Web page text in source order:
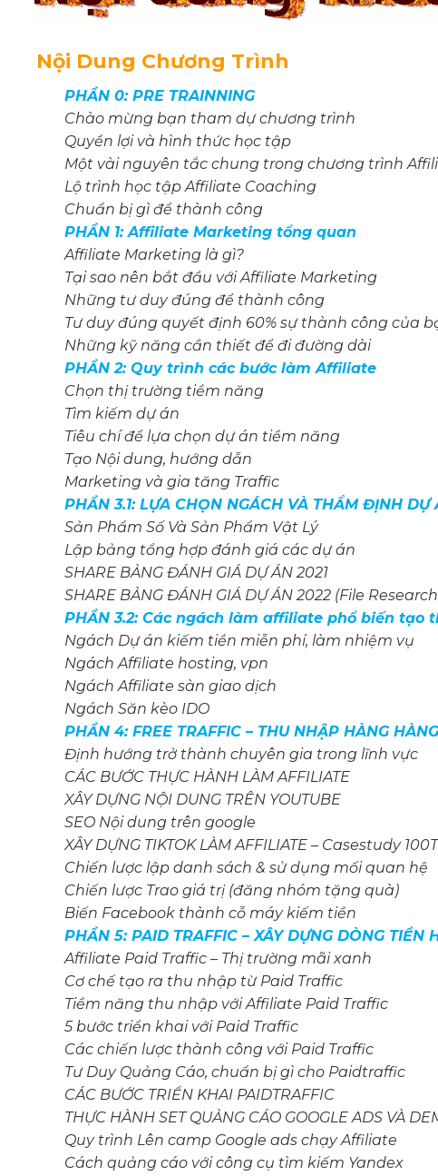
Nội Dung Chương Trình
PHẦN 0: PRE TRAINNING
Chào mừng bạn tham dự chương trình
Quyền lợi và hình thức học tập
Một vài nguyên tắc chung trong chương trình
Lộ trình học tập Affiliate Coaching
Chuẩn bị gì để thành công
PHẦN 1: Affiliate Marketing tổng quan
Affiliate Marketing là gì?
Tại sao nên bắt đầu với Affiliate Marketing
Những tư duy đúng để thành công
Tư duy đúng quyết định 60% sự thành công của
Những kỹ năng cần thiết để đi đường dài
PHẦN 2: Quy trình các bước làm Affiliate
Chọn thị trường tiềm năng
Tìm kiếm dự án
Tiêu chí để lựa chọn dự án tiềm năng
Tạo Nội dung, hướng dẫn
Marketing và gia tăng Traffic
PHẦN 3.1: LỰA CHỌN NGÁCH VÀ THẨM ĐỊNH DỰ
Sản Phẩm Số Và Sản Phẩm Vật Lý
Lập bảng tổng hợp đánh giá các dự án
SHARE BẢNG ĐÁNH GIÁ DỰ ÁN 2021
SHARE BẢNG ĐÁNH GIÁ DỰ ÁN 2022 (File
PHẦN 3.2: Các ngách làm affiliate phổ biến tạo
Ngách Dự án kiếm tiền miễn phí, làm nhiệm vụ
Ngách Affiliate hosting, vpn
Ngách Affiliate sàn giao dịch
Ngách Săn kèo IDO
PHẦN 4: FREE TRAFFIC – THU NHẬP HÀNG
Định hướng trở thành chuyên gia trong lĩnh vực
CÁC BƯỚC THỰC HÀNH LÀM AFFILIATE
XÂY DỰNG NỘI DUNG TRÊN YOUTUBE
SEO Nội dung trên google
XÂY DỰNG TIKTOK LÀM AFFILIATE – Casestudy
Chiến lược lập danh sách & sử dụng mối quan hệ
Chiến lược Trao giá trị (đăng nhóm tặng quà)
Biến Facebook thành cỗ máy kiếm tiền
PHẦN 5: PAID TRAFFIC – XÂY DỰNG DÒNG TIỀN
Affiliate Paid Traffic – Thị trường mãi xanh
Cơ chế tạo ra thu nhập từ Paid Traffic
Tiềm năng thu nhập với Affiliate Paid Traffic
5 bước triển khai với Paid Traffic
Các chiến lược thành công với Paid Traffic
Tư Duy Quảng Cáo, chuẩn bị gì cho Paidtraffic
CÁC BƯỚC TRIỂN KHAI PAIDTRAFFIC
THỰC HÀNH SET QUẢNG CÁO GOOGLE ADS VÀ
Quy trình Lên camp Google ads chạy Affiliate
Cách quảng cáo với công cụ tìm kiếm Yandex